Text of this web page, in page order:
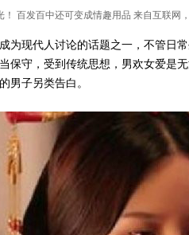
百发百中还可变成情趣用品 来自互联网
为现代人讨论的话题之一，不管日
保守，受到传统思想，男欢女爱是
男子另类告白。